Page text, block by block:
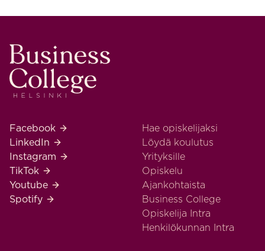
Business College Helsinki
Business College Helsinki Facebook
Facebook
Business College Helsinki LinkedIn
LinkedIn
Business College Helsinki Instagram
Instagram
Business College Helsinki TikTok
TikTok
Business College Helsinki Youtube
Youtube
Business College Helsinki Spotify
Spotify
Hae opiskelijaksi
Löydä koulutus
Yrityksille
Opiskelu
Ajankohtaista
Business College
Opiskelija Intra
Henkilökunnan Intra